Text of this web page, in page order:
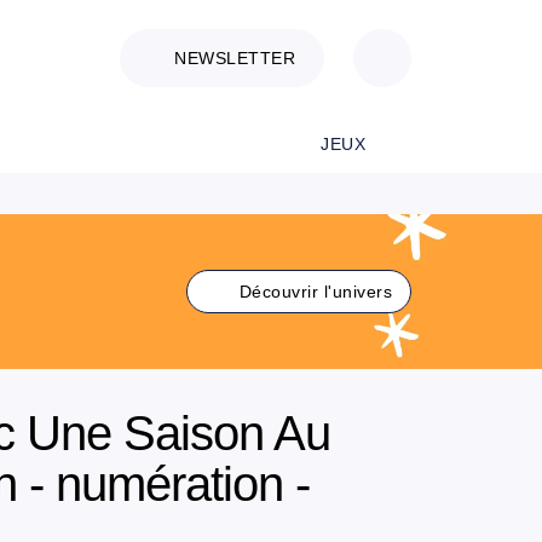
NEWSLETTER
JEUX
Découvrir l'univers
Une Saison Au
- numération -